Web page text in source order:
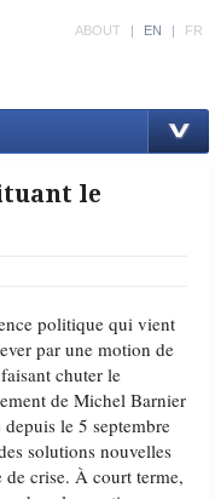
ABOUT | EN | FR
le
politique qui vient
par une motion de
chuter le
de Michel Barnier
depuis le 5 septembre
solutions nouvelles
de crise. À court terme,